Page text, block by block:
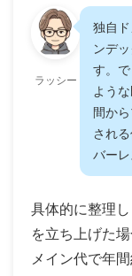
ラッシー
独自
ンデ
す。
よう
間か
され
バーレ
具体的に整理
を立ち上げた
メイン代で年